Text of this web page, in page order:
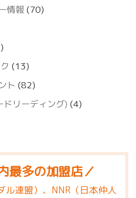
情報 (70)
(13)
ト (82)
ドリーディング) (4)
最多の加盟店／
ル連盟）、NNR（日本仲人